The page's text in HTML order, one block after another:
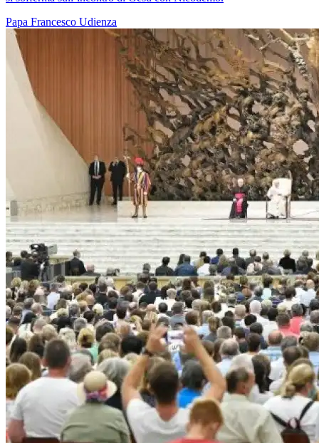
Papa Francesco Udienza